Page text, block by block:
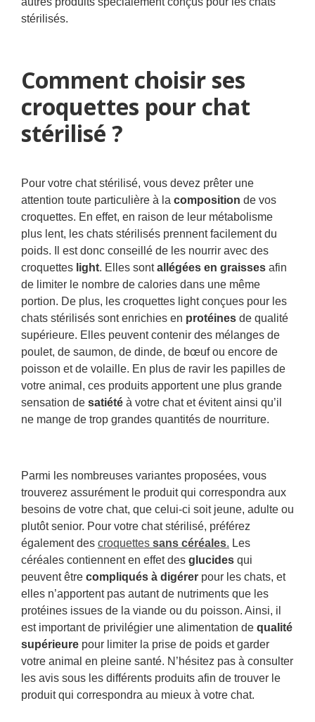
stérilisés.
Comment choisir ses
croquettes pour chat
stérilisé ?
Pour votre chat stérilisé, vous devez prêter une
attention toute particulière à la composition de vos
croquettes. En effet, en raison de leur métabolisme
plus lent, les chats stérilisés prennent facilement du
poids. Il est donc conseillé de les nourrir avec des
croquettes light. Elles sontallégées en graisses afin
de limiter le nombre de calories dans une même
portion. De plus, les croquettes light conçues pour les
chats stérilisés sont enrichies en protéines de qualité
supérieure. Elles peuvent contenir des mélanges de
poulet, de saumon, de dinde, de bœuf ou encore de
poisson et de volaille. En plus de ravir les papilles de
votre animal, ces produits apportent une plus grande
sensation de satiété à votre chat et évitent ainsi qu’il
ne mange de trop grandes quantités de nourriture.
Parmi les nombreuses variantes proposées, vous
trouverez assurément le produit qui correspondra aux
besoins de votre chat, que celui-ci soit jeune, adulte ou
plutôt senior. Pour votre chat stérilisé, préférez
également des croquettes sans céréales. Les
céréales contiennent en effet des glucides qui
peuvent être compliqués à digérer pour les chats, et
elles n’apportent pas autant de nutriments que les
protéines issues de la viande ou du poisson. Ainsi, il
est important de privilégier une alimentation de qualité
supérieure pour limiter la prise de poids et garder
votre animal en pleine santé. N’hésitez pas à consulter
les avis sous les différents produits afin de trouver le
produit qui correspondra au mieux à votre chat.